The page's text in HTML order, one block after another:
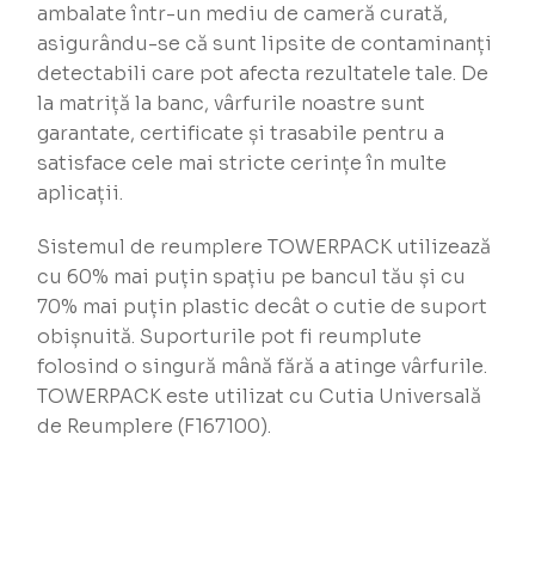
ambalate într-un mediu de cameră curată,
asigurându-se că sunt lipsite de contaminanți
detectabili care pot afecta rezultatele tale. De
la matriță la banc, vârfurile noastre sunt
garantate, certificate și trasabile pentru a
satisface cele mai stricte cerințe în multe
aplicații.
Sistemul de reumplere TOWERPACK utilizează
cu 60% mai puțin spațiu pe bancul tău și cu
70% mai puțin plastic decât o cutie de suport
obișnuită. Suporturile pot fi reumplute
folosind o singură mână fără a atinge vârfurile.
TOWERPACK este utilizat cu Cutia Universală
de Reumplere (F167100).